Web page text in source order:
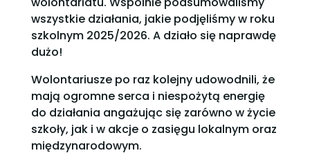
wszystkie działania, jakie podjęliśmy w roku
szkolnym 2025/2026. A działo się naprawdę
dużo!
Wolontariusze po raz kolejny udowodnili, że
mają ogromne serca i niespożytą energię
do działania angażując się zarówno w życie
szkoły, jak i w akcje o zasięgu lokalnym oraz
międzynarodowym.